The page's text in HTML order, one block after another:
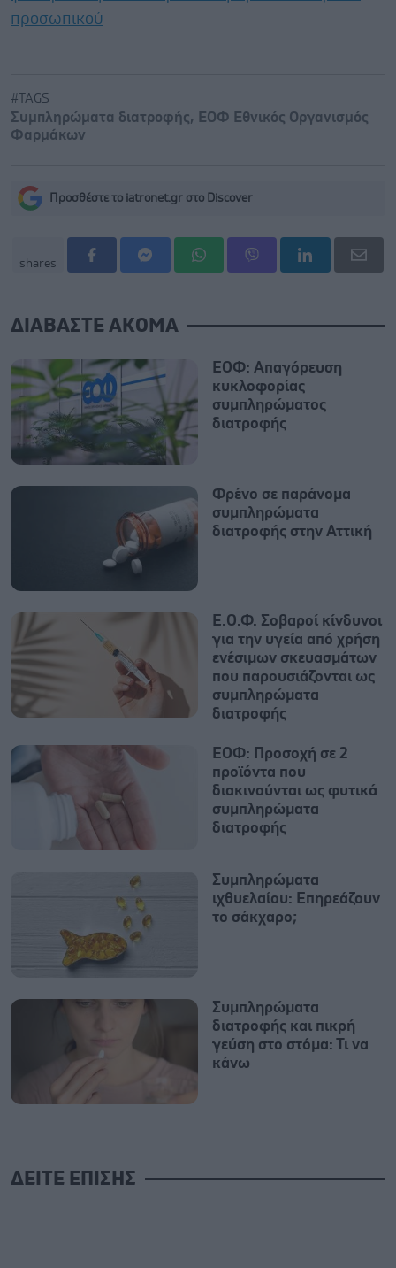
προσωπικού
#TAGS
Συμπληρώματα διατροφής,
ΕΟΦ Εθνικός Οργανισμός
Φαρμάκων
Προσθέστε το iatronet.gr στο Discover
shares
ΔΙΑΒΑΣΤΕ ΑΚΟΜΑ
ΕΟΦ: Απαγόρευση
κυκλοφορίας
συμπληρώματος
διατροφής
Φρένο σε παράνομα
συμπληρώματα
διατροφής στην Αττική
Ε.Ο.Φ. Σοβαροί κίνδυνοι
για την υγεία από χρήση
ενέσιμων σκευασμάτων
που παρουσιάζονται ως
συμπληρώματα
διατροφής
ΕΟΦ: Προσοχή σε 2
προϊόντα που
διακινούνται ως φυτικά
συμπληρώματα
διατροφής
Συμπληρώματα
ιχθυελαίου: Επηρεάζουν
το σάκχαρο;
Συμπληρώματα
διατροφής και πικρή
γεύση στο στόμα: Τι να
κάνω
ΔΕΙΤΕ ΕΠΙΣΗΣ